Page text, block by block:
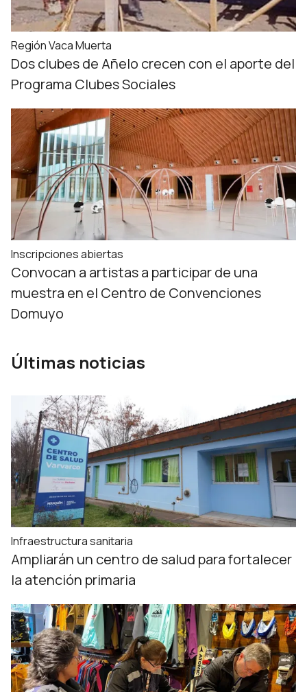
Región Vaca Muerta
Dos clubes de Añelo crecen con el aporte del
Programa Clubes Sociales
Inscripciones abiertas
Convocan a artistas a participar de una
muestra en el Centro de Convenciones
Domuyo
Últimas noticias
Infraestructura sanitaria
Ampliarán un centro de salud para fortalecer
la atención primaria